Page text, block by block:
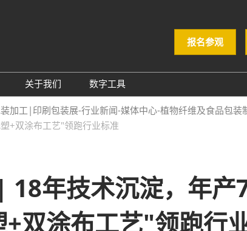
报名参观
讯
闻
邮
关于我们
主办方介绍
同期展会
数字工具
GloConverting
励展通
加工|印刷包装展-行业新闻-媒体中心-植物纤维及食品包装
+双涂布工艺"领跑行业标准
18年技术沉淀，年产
双涂布工艺"领跑行